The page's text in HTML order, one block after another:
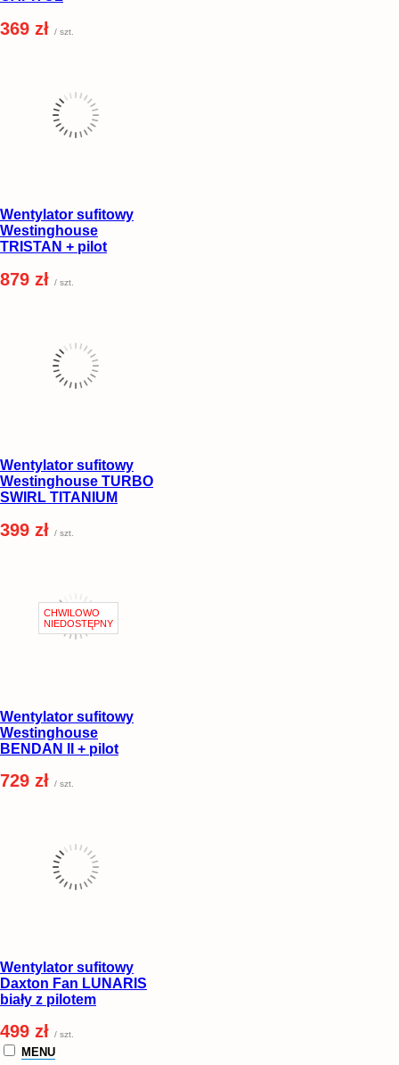
369 zł / szt.
Wentylator sufitowy
Westinghouse
TRISTAN + pilot
879 zł / szt.
Wentylator sufitowy
Westinghouse TURBO
SWIRL TITANIUM
399 zł / szt.
Wentylator sufitowy
Westinghouse
BENDAN II + pilot
729 zł / szt.
Wentylator sufitowy
Daxton Fan LUNARIS
biały z pilotem
499 zł / szt.
MENU